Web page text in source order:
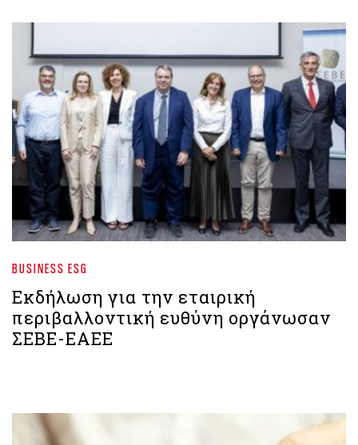
BUSINESS ESG
Εκδήλωση για την εταιρική
περιβαλλοντική ευθύνη οργάνωσαν
ΣΕΒΕ-ΕΑΕΕ